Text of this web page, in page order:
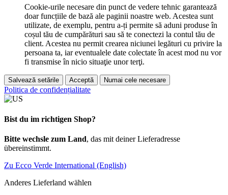
Cookie-urile necesare din punct de vedere tehnic garantează
doar funcțiile de bază ale paginii noastre web. Acestea sunt
utilizate, de exemplu, pentru a-ți permite să aduni produse în
coșul tău de cumpărături sau să te conectezi la contul tău de
client. Acestea nu permit crearea niciunei legături cu privire la
persoana ta, iar eventualele date colectate în acest mod nu vor
fi transmise în nicio situaţie unor terţi.
Salvează setările Acceptă Numai cele necesare
Politica de confidențialitate
Bist du im richtigen Shop?
Bitte wechsle zum Land, das mit deiner Lieferadresse
übereinstimmt.
Zu Ecco Verde International (English)
Anderes Lieferland wählen